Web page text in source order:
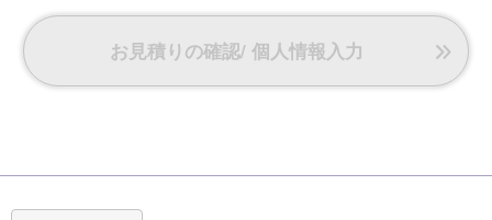
お見積りの確認/ 個人情報入力